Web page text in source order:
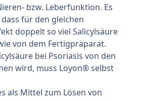
bzw. Leberfunktion. Es
für den gleichen
doppelt so viel Salicylsäure
von dem Fertigpräparat.
bei Psoriasis von den
wird, muss Loyon® selbst
als Mittel zum Lösen von